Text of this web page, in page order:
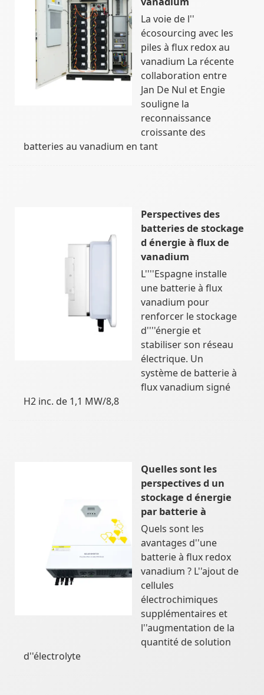
La voie de l''
écosourcing avec les
piles à flux redox au
vanadium La récente
collaboration entre
Jan De Nul et Engie
souligne la
reconnaissance
croissante des
batteries au vanadium en tant
Perspectives des
batteries de stockage
d énergie à flux de
vanadium
L''''Espagne installe
une batterie à flux
vanadium pour
renforcer le stockage
d''''énergie et
stabiliser son réseau
électrique. Un
système de batterie à
flux vanadium signé
H2 inc. de 1,1 MW/8,8
Quelles sont les
perspectives d un
stockage d énergie
par batterie à
Quels sont les
avantages d''une
batterie à flux redox
vanadium ? L''ajout de
cellules
électrochimiques
supplémentaires et
l''augmentation de la
quantité de solution
d''électrolyte